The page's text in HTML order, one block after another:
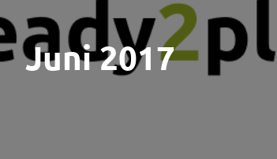
Juni 2017